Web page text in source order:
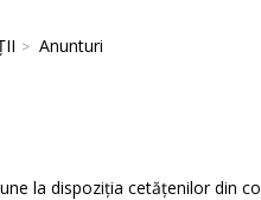
Anunturi
la dispoziția cetățenilor din